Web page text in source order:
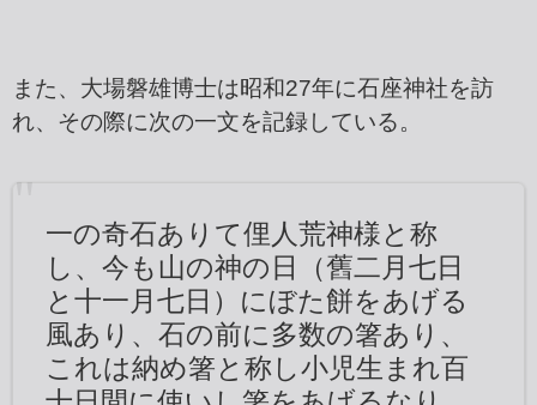
また、大場磐雄博士は昭和27年に石座神社を訪
れ、その際に次の一文を記録している。
一の奇石ありて俚人荒神様と称
し、今も山の神の日（舊二月七日
と十一月七日）にぼた餅をあげる
風あり、石の前に多数の箸あり、
これは納め箸と称し小児生まれ百